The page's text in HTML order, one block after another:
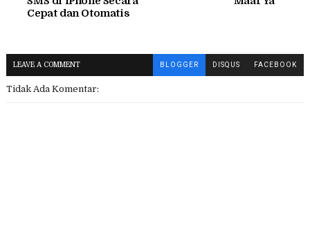
Cepat dan Otomatis
LEAVE A COMMENT BLOGGER DISQUS FACEBOOK
Tidak Ada Komentar: